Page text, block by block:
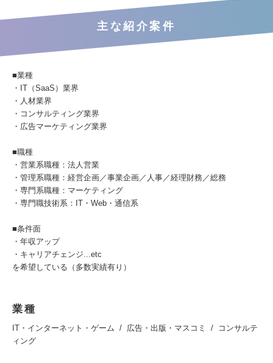
主な紹介案件
■業種
・IT（SaaS）業界
・人材業界
・コンサルティング業界
・広告マーケティング業界
■職種
・営業系職種：法人営業
・管理系職種：経営企画／事業企画／人事／経理財務／総務
・専門系職種：マーケティング
・専門職技術系：IT・Web・通信系
■条件面
・年収アップ
・キャリアチェンジ...etc
を希望している（多数実績有り）
業種
IT・インターネット・ゲーム 広告・出版・マスコミ
コンサルテ
ィング